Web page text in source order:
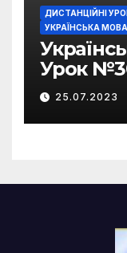
ДИСТАНЦІЙНІ
УКРАЇНСЬКА
Урок
жанри.
25.07.2023